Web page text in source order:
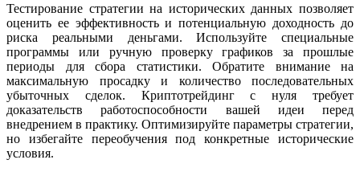
Тестирование стратегии на исторических данных позволяет
оценить ее эффективность и потенциальную доходность до
риска реальными деньгами. Используйте специальные
программы или ручную проверку графиков за прошлые
периоды для сбора статистики. Обратите внимание на
максимальную просадку и количество последовательных
убыточных сделок. Криптотрейдинг с нуля требует
доказательств работоспособности вашей идеи перед
внедрением в практику. Оптимизируйте параметры стратегии,
но избегайте переобучения под конкретные исторические
условия.